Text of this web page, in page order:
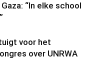
“In elke school
voor het
over UNRWA